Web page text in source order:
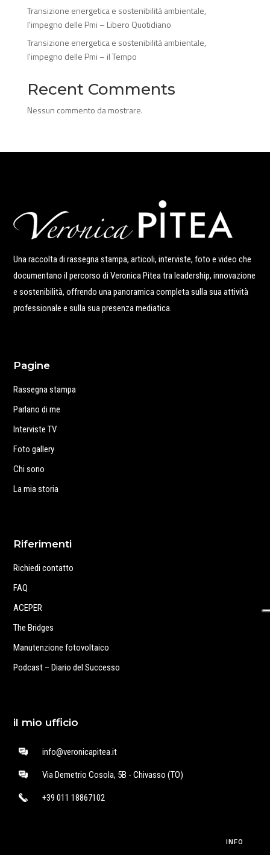
Transizione energetica e sostenibilità ambientale,
l’impegno delle Pmi – Libero Quotidiano
Transizione energetica e sostenibilità ambientale,
l’impegno delle Pmi – il Tempo
Recent Comments
Nessun commento da mostrare.
Una raccolta di rassegna stampa, articoli, interviste, foto e video che
documentano il percorso di Veronica Pitea tra leadership, innovazione
e sostenibilità, offrendo una panoramica completa sulla sua attività
professionale e sulla sua presenza mediatica.
Pagine
Rassegna stampa
Parlano di me
Interviste TV
Foto gallery
Chi sono
La mia storia
Riferimenti
Richiedi contatto
FAQ
ACEPER
The Bridges
Manutenzione fotovoltaico
Podcast – Diario del Successo
il mio ufficio
info@veronicapitea.it
Via Demetrio Cosola, 5B - Chivasso (TO)
+39 011 18867102
INFO